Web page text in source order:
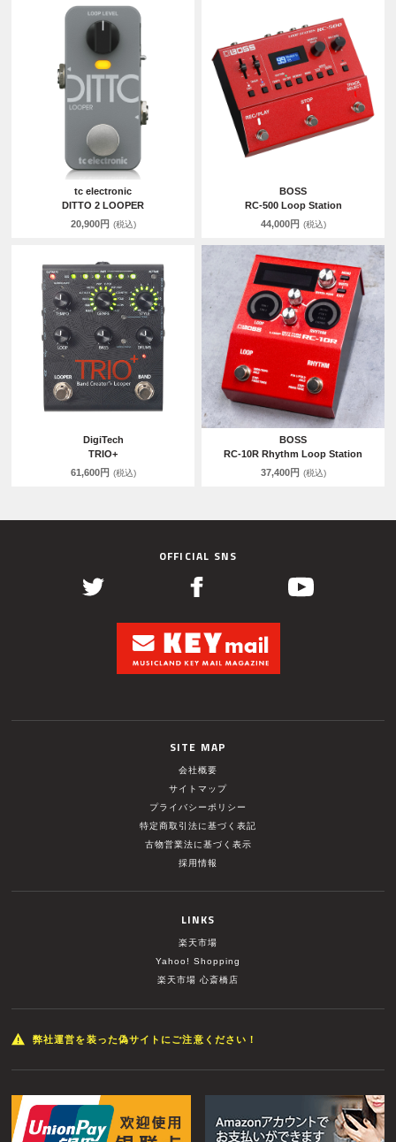
tc electronic
DITTO 2 LOOPER
20,900円 (税込)
BOSS
RC-500 Loop Station
44,000円 (税込)
DigiTech
TRIO+
61,600円 (税込)
BOSS
RC-10R Rhythm Loop Station
37,400円 (税込)
OFFICIAL SNS
SITE MAP
会社概要
サイトマップ
プライバシーポリシー
特定商取引法に基づく表記
古物営業法に基づく表示
採用情報
LINKS
楽天市場
Yahoo! Shopping
楽天市場 心斎橋店
弊社運営を装った偽サイトにご注意ください！